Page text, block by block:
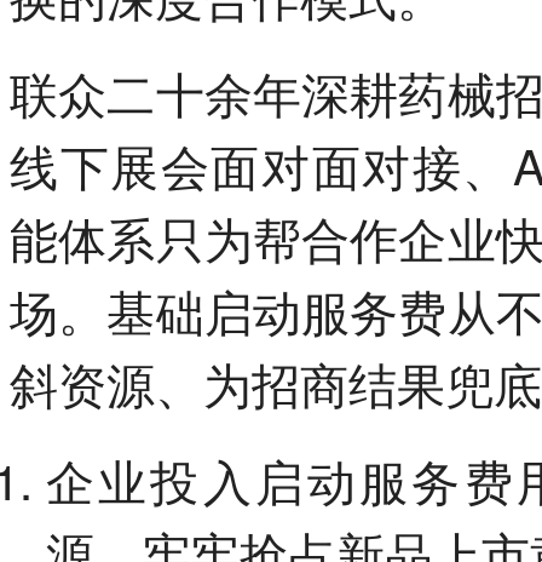
联众二十余年深耕药械
线下展会面对面对接、
能体系只为帮合作企业
场。基础启动服务费从
斜资源、为招商结果兜
企业投入启动服务费